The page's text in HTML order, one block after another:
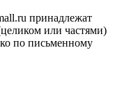
принадлежат
или частями)
по письменному